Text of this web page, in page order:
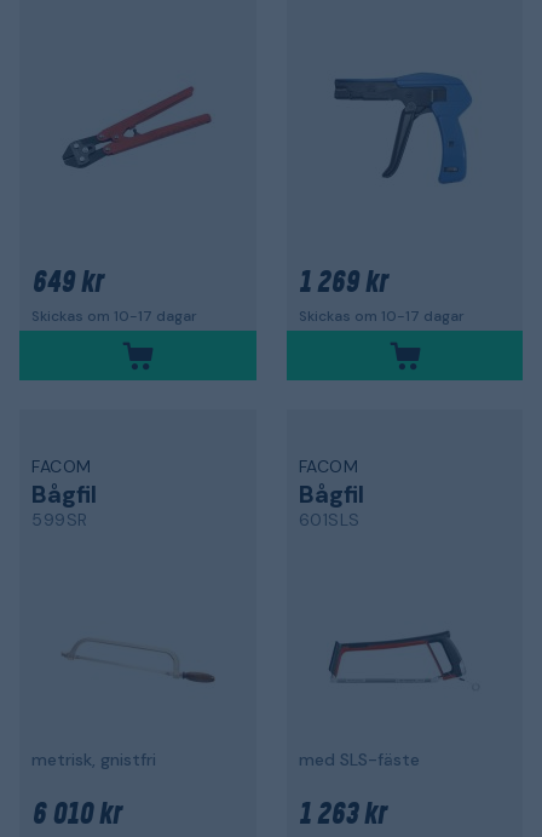
649 kr
Skickas om 10-17 dagar
1 269 kr
Skickas om 10-17 dagar
FACOM
Bågfil
599SR
metrisk, gnistfri
6 010 kr
FACOM
Bågfil
601SLS
med SLS-fäste
1 263 kr